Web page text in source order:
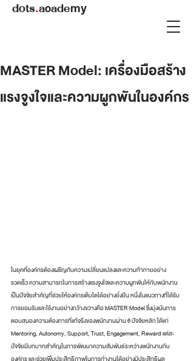
dots.academy
MASTER Model: เครื่องมือสร้าง
แรงจูงใจและความผูกพันในองค์กร
ในยุคที่องค์กรต้องเผชิญกับความเปลี่ยนแปลงและความท้าทายอย่าง
รวดเร็ว ความสามารถในการสร้างแรงจูงใจและความผูกพันให้กับพนักงาน
เป็นปัจจัยสำคัญที่ช่วยให้องค์กรเติบโตได้อย่างยั่งยืน หนึ่งในแนวทางที่ได้รับ
การยอมรับและใช้งานอย่างกว้างขวางคือ MASTER Model ซึ่งมุ่งเน้นการ
ตอบสนองความต้องการที่แท้จริงของพนักงานผ่าน 6 ปัจจัยหลัก ได้แก่
Mentoring, Autonomy, Support, Trust, Engagement, Reward แต่ละ
ปัจจัยมีบทบาทสำคัญในการพัฒนาความสัมพันธ์ระหว่างพนักงานกับ
องค์กร และช่วยเพิ่มประสิทธิภาพในการทำงานได้อย่างมีประสิทธิผล